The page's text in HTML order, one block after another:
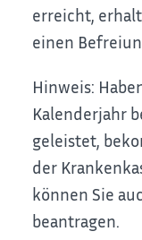
erreicht,
einen
Hinweis:
Kalenderjahr
geleistet,
der
können Sie
beantragen.